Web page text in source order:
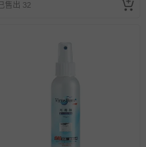
售出 32